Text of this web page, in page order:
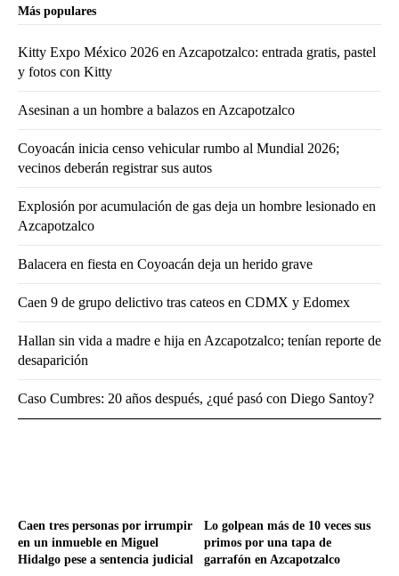
Caen tres personas por irrumpir
en un inmueble en Miguel
Hidalgo pese a sentencia judicial
Lo golpean más de 10 veces sus
primos por una tapa de
garrafón en Azcapotzalco
Más populares
Kitty Expo México 2026 en Azcapotzalco: entrada gratis, pastel
y fotos con Kitty
Asesinan a un hombre a balazos en Azcapotzalco
Coyoacán inicia censo vehicular rumbo al Mundial 2026;
vecinos deberán registrar sus autos
Explosión por acumulación de gas deja un hombre lesionado en
Azcapotzalco
Balacera en fiesta en Coyoacán deja un herido grave
Caen 9 de grupo delictivo tras cateos en CDMX y Edomex
Hallan sin vida a madre e hija en Azcapotzalco; tenían reporte de
desaparición
Caso Cumbres: 20 años después, ¿qué pasó con Diego Santoy?